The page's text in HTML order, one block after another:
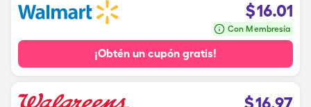
$16.01
Con Membresía
¡Obtén un cupón gratis!